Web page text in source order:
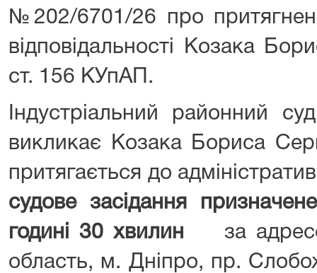
№202/6701/26 про
відповідальності Козака
ст. 156 КУпАП.
Індустріальний районний
викликає Козака Бориса
притягається до
судове засідання
годині 30 хвилин
за
область, м. Дніпро, пр.